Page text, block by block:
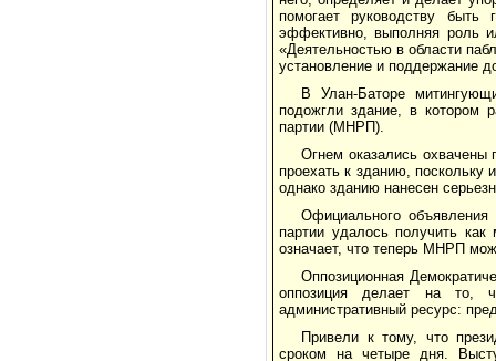
помогает руководству
эффективно, выполняя роль
«Деятельностью в области
установление и поддержание
В Улан-Баторе
подожгли здание, в котором
партии (МНРП).
Огнем оказались охвачены
проехать к зданию,
однако зданию нанесен
Официального
партии удалось получить
означает, что теперь МНРП
Оппозиционная
оппозиция делает на то,
административный ресурс:
Привели к тому, что
сроком на четыре дня.